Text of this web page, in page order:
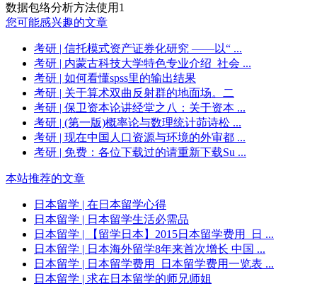
数据包络分析方法使用1
您可能感兴趣的文章
考研 | 信托模式资产证券化研究 ——以“ ...
考研 | 内蒙古科技大学特色专业介绍_社会 ...
考研 | 如何看懂spss里的输出结果
考研 | 关于算术双曲反射群的地面场。二
考研 | 保卫资本论讲经堂之八：关于资本 ...
考研 | (第一版)概率论与数理统计茆诗松 ...
考研 | 现在中国人口资源与环境的外审都 ...
考研 | 免费：各位下载过的请重新下载Su ...
本站推荐的文章
日本留学 | 在日本留学心得
日本留学 | 日本留学生活必需品
日本留学 | 【留学日本】2015日本留学费用_日 ...
日本留学 | 日本海外留学8年来首次增长 中国 ...
日本留学 | 日本留学费用_日本留学费用一览表 ...
日本留学 | 求在日本留学的师兄师姐